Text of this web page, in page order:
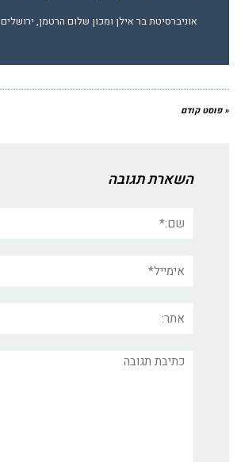
אוניברסיטת בר אילן ומכון שלום הרטמן, ירושלים
« פוסט קודם
השארת תגובה
תגובה